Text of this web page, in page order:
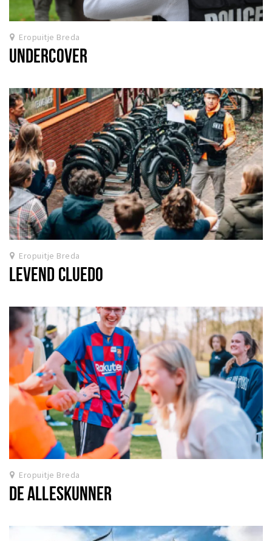
Eropuitje Breda
UNDERCOVER
Eropuitje Breda
LEVEND CLUEDO
Eropuitje Breda
DE ALLESKUNNER